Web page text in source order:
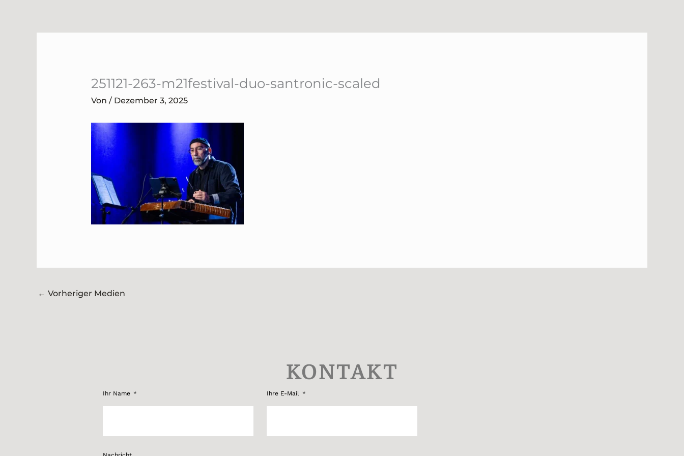
251121-263-m21festival-duo-santronic-scaled
Von / Dezember 3, 2025
← Vorheriger Medien
KONTAKT
Ihr Name Ihre E-Mail